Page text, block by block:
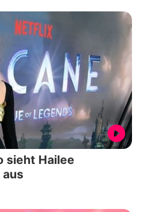
sieht Hailee